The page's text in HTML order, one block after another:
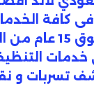
بخبرة تفوق 15
خدمات
تسربات و